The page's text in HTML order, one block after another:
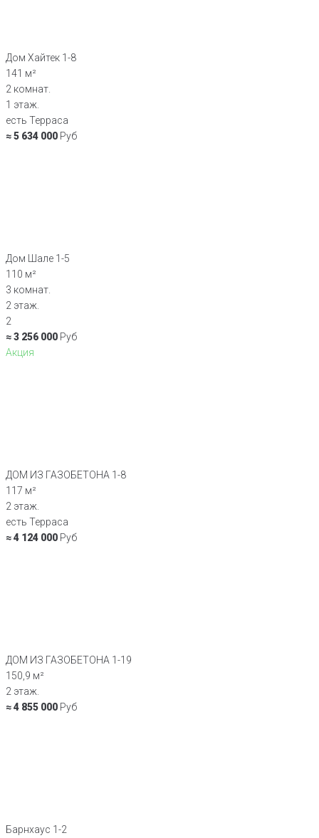
Дом Хайтек 1-8
141 м²
2 комнат.
1 этаж.
есть Терраса
≈ 5 634 000 Руб
Дом Шале 1-5
110 м²
3 комнат.
2 этаж.
2
≈ 3 256 000 Руб
Акция
ДОМ ИЗ ГАЗОБЕТОНА 1-8
117 м²
2 этаж.
есть Терраса
≈ 4 124 000 Руб
ДОМ ИЗ ГАЗОБЕТОНА 1-19
150,9 м²
2 этаж.
≈ 4 855 000 Руб
Барнхаус 1-2